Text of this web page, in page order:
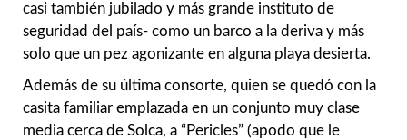
casi también jubilado y más grande instituto de
seguridad del país- como un barco a la deriva y más
solo que un pez agonizante en alguna playa desierta.
Además de su última consorte, quien se quedó con la
casita familiar emplazada en un conjunto muy clase
media cerca de Solca, a “Pericles” (apodo que le